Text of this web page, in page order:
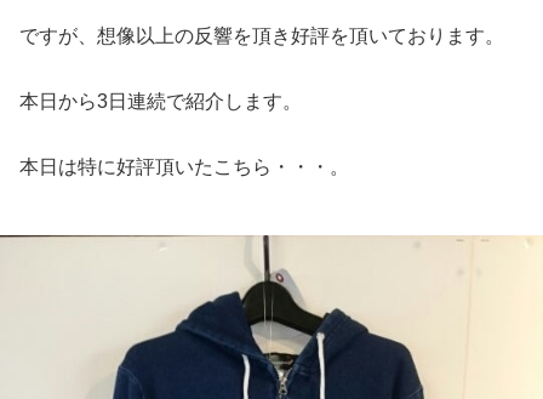
ですが、想像以上の反響を頂き好評を頂いております。
本日から3日連続で紹介します。
本日は特に好評頂いたこちら・・・。